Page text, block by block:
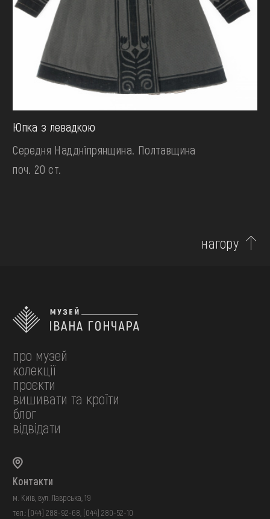
Юпка з левадкою
Середня Наддніпрянщина. Полтавщина
поч. 20 ст.
нагору
про музей
колекції
проєкти
вишивати та кроїти
блог
відвідати
Контакти
м. Київ, вул. Лаврська, 19
тел.: (044) 288-92-68 (044) 280-52-10